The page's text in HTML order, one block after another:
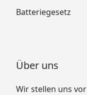
Batteriegesetz
Über uns
Wir stellen uns vor